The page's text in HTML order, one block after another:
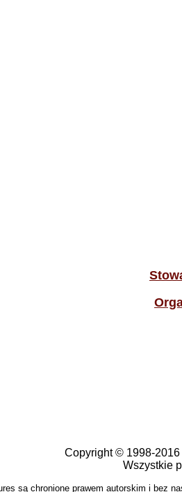
Copyright © 1998-
Wszystkie
są chronione prawem autorskim i bez